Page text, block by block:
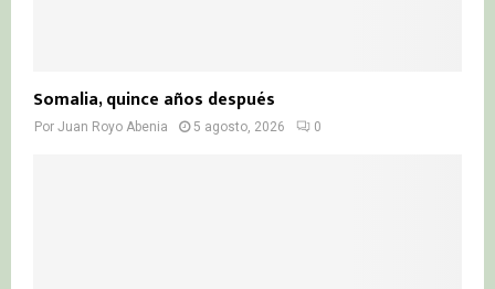
Somalia, quince años después
Por Juan Royo Abenia 5 agosto, 2026 0